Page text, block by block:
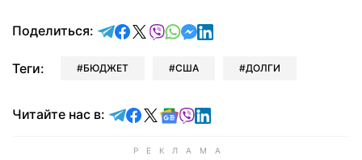
Поделиться: отправить в Telegram
поделиться в Facebook
поделиться в X
отправить в Viber
отправить в Whatsapp
отправить в Messenger
отправить в LinkedIn
Теги: БЮДЖЕТ США ДОЛГИ
Читайте нас в: Читайте в Telegram
Читайте в Facebook
Читайте в X
Читайте в Google news
Читайте в Viber
Читайте в LinkedIn